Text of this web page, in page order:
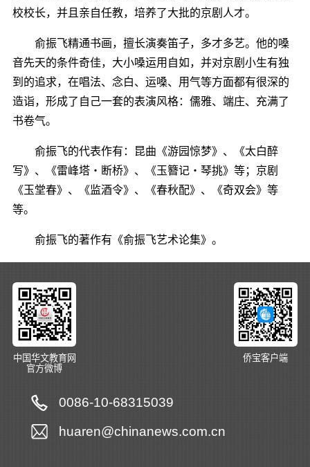
校校长，并且亲自任教，培养了大批的京剧人才。
俞振飞精通书画，擅长演奏笛子，多才多艺。他的嗓
音先天的条件奇佳，大小嗓运用自如，并对京剧小生有独
到的追求，在唱法、念白、运嗓、用气等方面都有很深的
造诣，形成了自己一套的表演风格：儒雅、端庄、充满了
书卷气。
俞振飞的代表作有：昆曲《游园惊梦》、《太白醉
写》、《雷峰塔・断桥》、《玉簪记・琴挑》等；京剧
《玉堂春》、《监酒令》、《春秋配》、《奇双会》等
等。
俞振飞的著作有《俞振飞艺术论集》。
中国华文教育网
官方微博
侨宝客户端
0086-10-68315039
huaren@chinanews.com.cn